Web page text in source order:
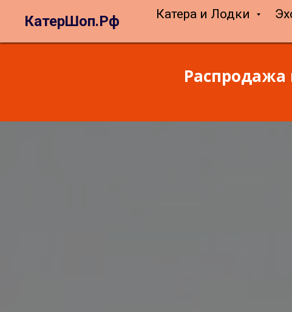
КатерШоп.Рф Катера и Лодки
Распродажа